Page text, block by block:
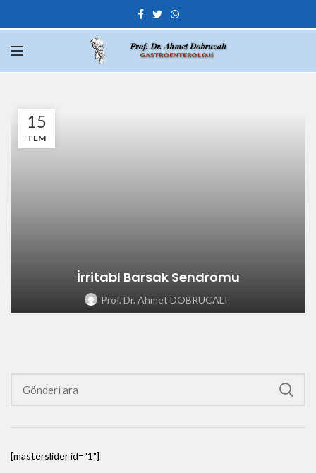
15
TEM
İrritabl Barsak Sendromu
Prof. Dr. Ahmet DOBRUCALI
[masterslider id="1"]